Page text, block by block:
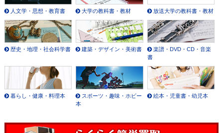
人文学・思想・教育書 大学の教科書・教材 放送大学の教科書・教材
歴史・地理・社会科学書 建築・デザイン・美術書
楽譜・DVD・CD・音楽
書
暮らし・健康・料理本
スポーツ・趣味・ホビー
本
絵本・児童書・幼児本